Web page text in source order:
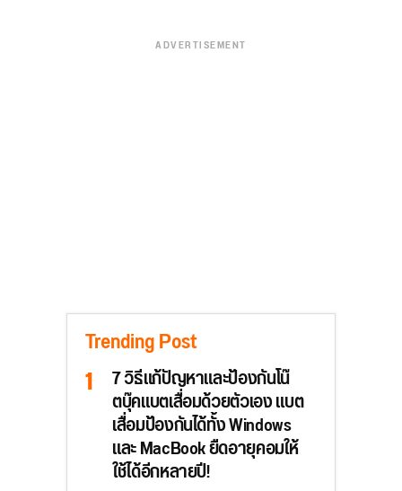
ADVERTISEMENT
Trending Post
7 วิธีแก้ปัญหาและป้องกันโน๊
ตบุ๊คแบตเสื่อมด้วยตัวเอง แบต
เสื่อมป้องกันได้ทั้ง Windows
และ MacBook ยืดอายุคอมให้
ใช้ได้อีกหลายปี!